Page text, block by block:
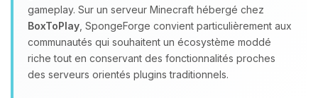
gameplay. Sur un serveur Minecraft hébergé chez
BoxToPlay , SpongeForge convient particulièrement aux
communautés qui souhaitent un écosystème moddé
riche tout en conservant des fonctionnalités proches
des serveurs orientés plugins traditionnels.